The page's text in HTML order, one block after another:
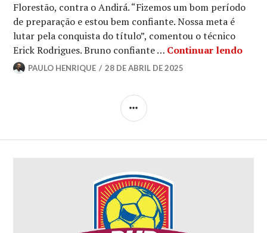
Florestão, contra o Andirá. “Fizemos um bom período
de preparação e estou bem confiante. Nossa meta é
lutar pela conquista do título”, comentou o técnico
Erick Rodrigues. Bruno confiante … Continuar lendo
PAULO HENRIQUE 28 DE ABRIL DE 2025